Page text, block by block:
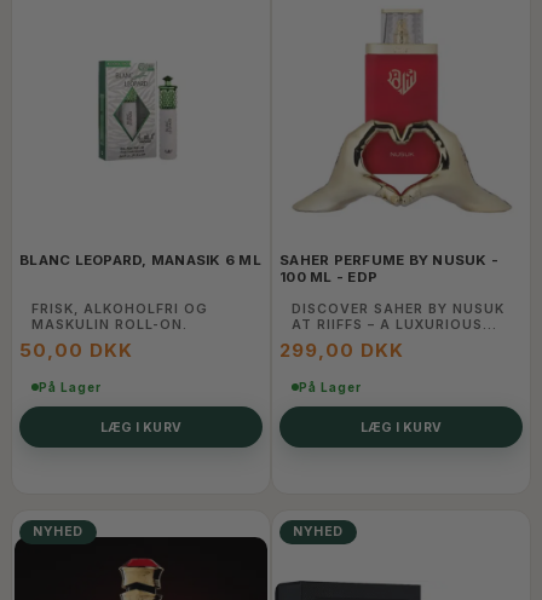
BLANC LEOPARD, MANASIK 6 ML
FRISK, ALKOHOLFRI OG
MASKULIN ROLL-ON.
50,00 DKK
På Lager
LÆG I KURV
SAHER PERFUME BY NUSUK -
100 ML - EDP
DISCOVER SAHER BY NUSUK
AT RIIFFS – A LUXURIOUS
BLEND OF ARABIC ELEGANCE
AND MODERN CHARM. SHOP
FRAGRANCE ONLINE TODAY.
299,00 DKK
På Lager
LÆG I KURV
NYHED NYHED